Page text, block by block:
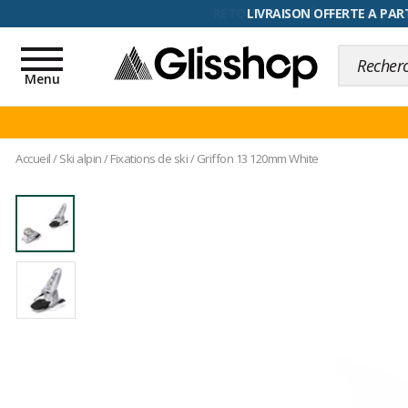
RETOUR FACILITÉ, 100 jours
Toggle
navigation
Menu
Accueil/Ski alpin/Fixations de ski/Griffon 13 120mm White